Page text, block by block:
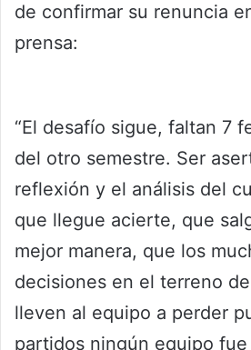
de confirmar su renuncia
prensa:
“El desafío sigue, faltan 7
del otro semestre. Ser
reflexión y el análisis del
que llegue acierte, que
mejor manera, que los
decisiones en el terreno
lleven al equipo a perder
partidos ningún equipo